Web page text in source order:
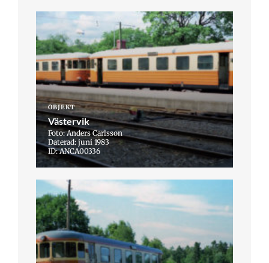
OBJEKT
Västervik
Foto: Anders Carlsson
Daterad: juni 1983
ID: ANCA00336